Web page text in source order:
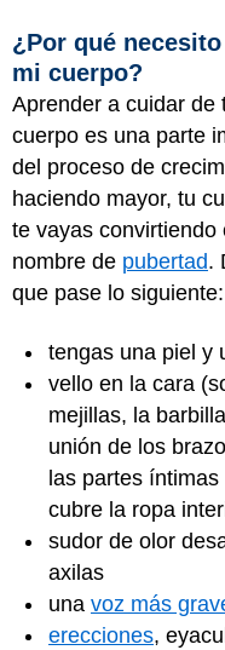
¿Por qué
mi cuerpo?
Aprender a cuidar de
cuerpo es una parte
del proceso de
haciendo mayor, tu
te vayas convirtiendo
nombre de pubertad.
que pase lo siguiente:
tengas una piel y
vello en la cara
mejillas, la
unión de los
las partes
cubre la ropa
sudor de olor
axilas
una voz más
erecciones,